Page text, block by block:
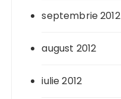
septembrie 2012
august 2012
iulie 2012